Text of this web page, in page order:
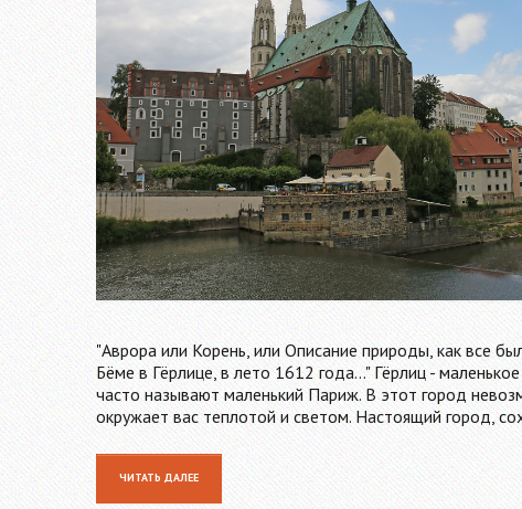
"Аврора или Корень, или Описание природы, как все
Бёме в Гёрлице, в лето 1612 года..." Гёрлиц -
часто называют маленький Париж. В этот город
окружает вас теплотой и светом. Настоящий город,
ЧИТАТЬ ДАЛЕЕ